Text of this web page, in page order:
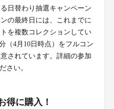
日替わり抽選キャンペーン
の最終日には、これまでに
を複数コレクションしてい
（4月10日時点）をフルコン
されています。詳細の参加
さい。
得に購入！